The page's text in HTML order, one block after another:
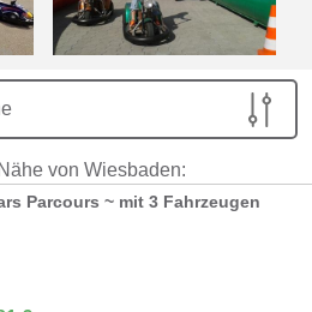
von Wiesbaden:
Parcours ~ mit 3 Fahrzeugen